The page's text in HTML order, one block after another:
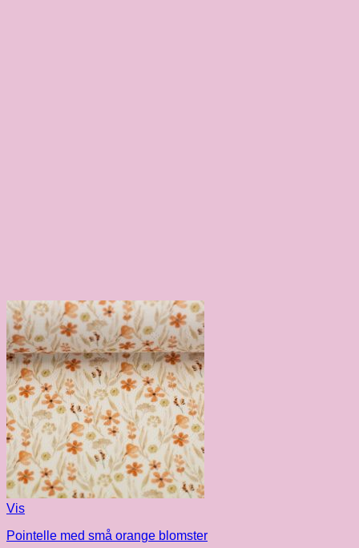
Vis
Pointelle med små orange blomster